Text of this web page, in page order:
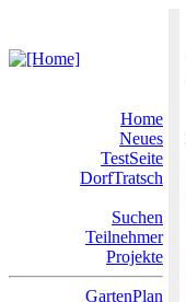
Home
Neues
TestSeite
DorfTratsch
Suchen
Teilnehmer
Projekte
GartenPlan